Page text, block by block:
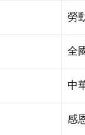
勞
全
中
感